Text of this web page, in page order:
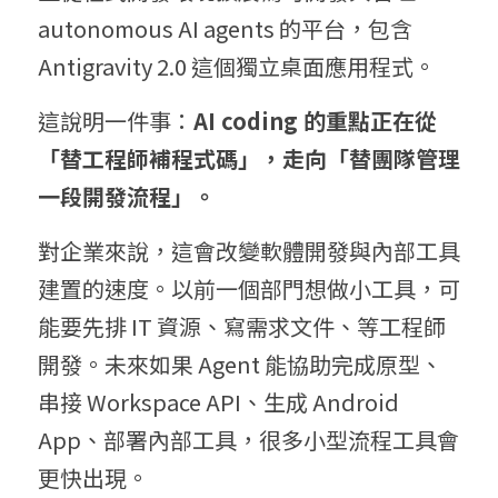
autonomous AI agents 的平台，包含
Antigravity 2.0 這個獨立桌面應用程式。
這說明一件事： AI coding 的重點正在從
「替工程師補程式碼」，走向「替團隊管理
一段開發流程」。
對企業來說，這會改變軟體開發與內部工具
建置的速度。以前一個部門想做小工具，可
能要先排 IT 資源、寫需求文件、等工程師
開發。未來如果 Agent 能協助完成原型、
串接 Workspace API、生成 Android
App、部署內部工具，很多小型流程工具會
更快出現。